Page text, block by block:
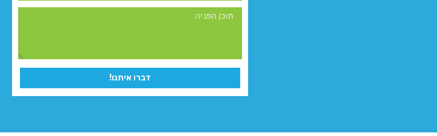
דברו איתנו!